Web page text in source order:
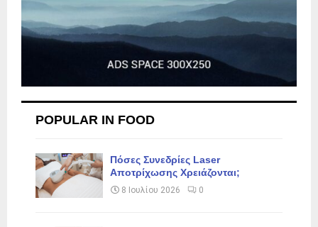
POPULAR IN FOOD
Πόσες Συνεδρίες Laser
Αποτρίχωσης Χρειάζονται;
8 Ιουλίου 2026 0